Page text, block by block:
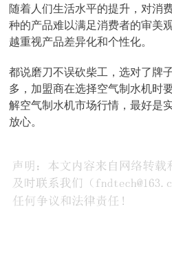
随着人们生活水平的提升，对消
种的产品难以满足消费者的审美
越重视产品差异化和个性化。
都说磨刀不误砍柴工，选对了牌
多，加盟商在选择空气制水机时
解空气制水机市场行情，最好是
放心。